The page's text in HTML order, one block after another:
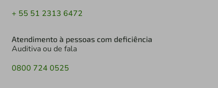
+ 55 51 2313 6472
Atendimento à pessoas com deficiência
Auditiva ou de fala
0800 724 0525